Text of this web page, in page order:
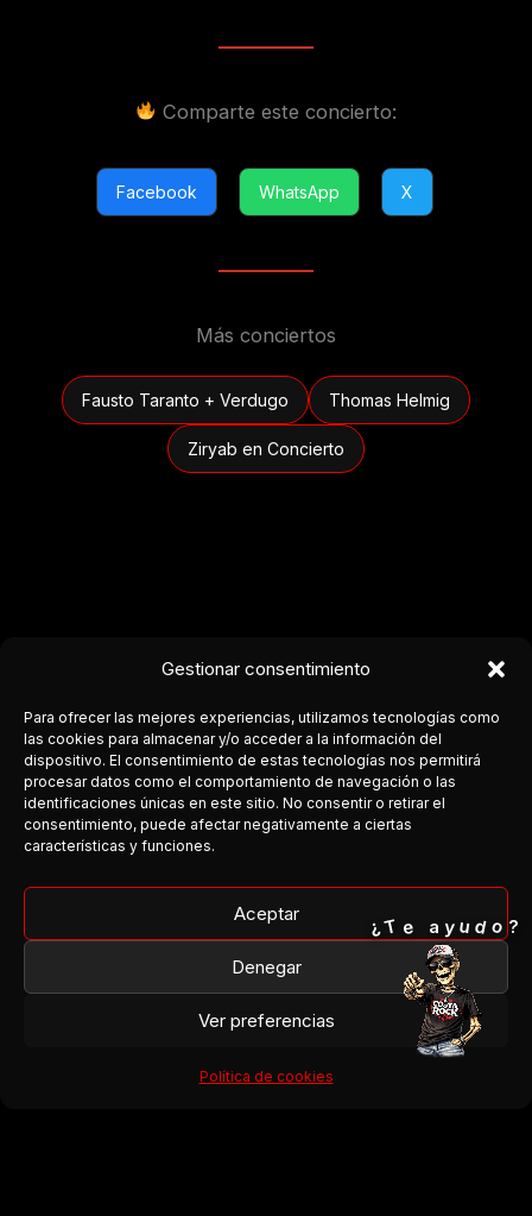
Gestionar consentimiento
Para ofrecer las mejores experiencias, utilizamos tecnologías como
las cookies para almacenar y/o acceder a la información del
dispositivo. El consentimiento de estas tecnologías nos permitirá
procesar datos como el comportamiento de navegación o las
identificaciones únicas en este sitio. No consentir o retirar el
consentimiento, puede afectar negativamente a ciertas
características y funciones.
Aceptar
Denegar
Ver preferencias
Política de cookies
Comparte este concierto:
Facebook WhatsApp X
Más conciertos
Fausto Taranto + Verdugo Thomas Helmig
Ziryab en Concierto
COSTA DEL ROCK
Medio independiente dedicado a la escena rock y metal en
Facebook
¿Tienes una banda?
¿T e a y udo ?